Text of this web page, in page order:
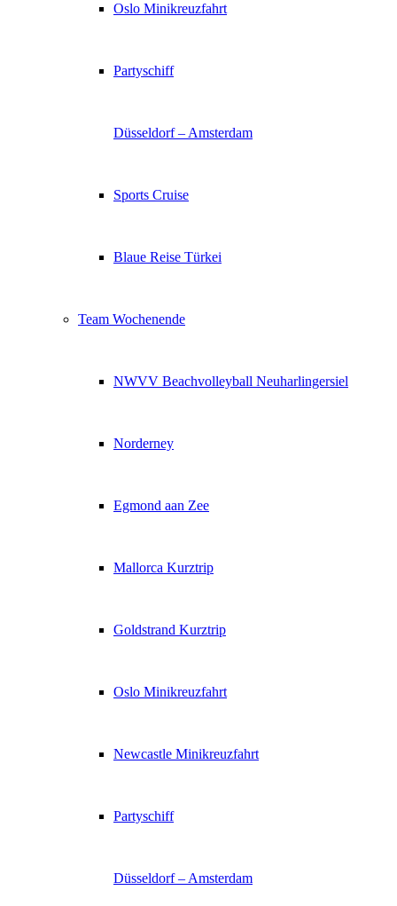
Oslo Minikreuzfahrt
Partyschiff
Düsseldorf – Amsterdam
Sports Cruise
Blaue Reise Türkei
Team Wochenende
NWVV Beachvolleyball Neuharlingersiel
Norderney
Egmond aan Zee
Mallorca Kurztrip
Goldstrand Kurztrip
Oslo Minikreuzfahrt
Newcastle Minikreuzfahrt
Partyschiff
Düsseldorf – Amsterdam